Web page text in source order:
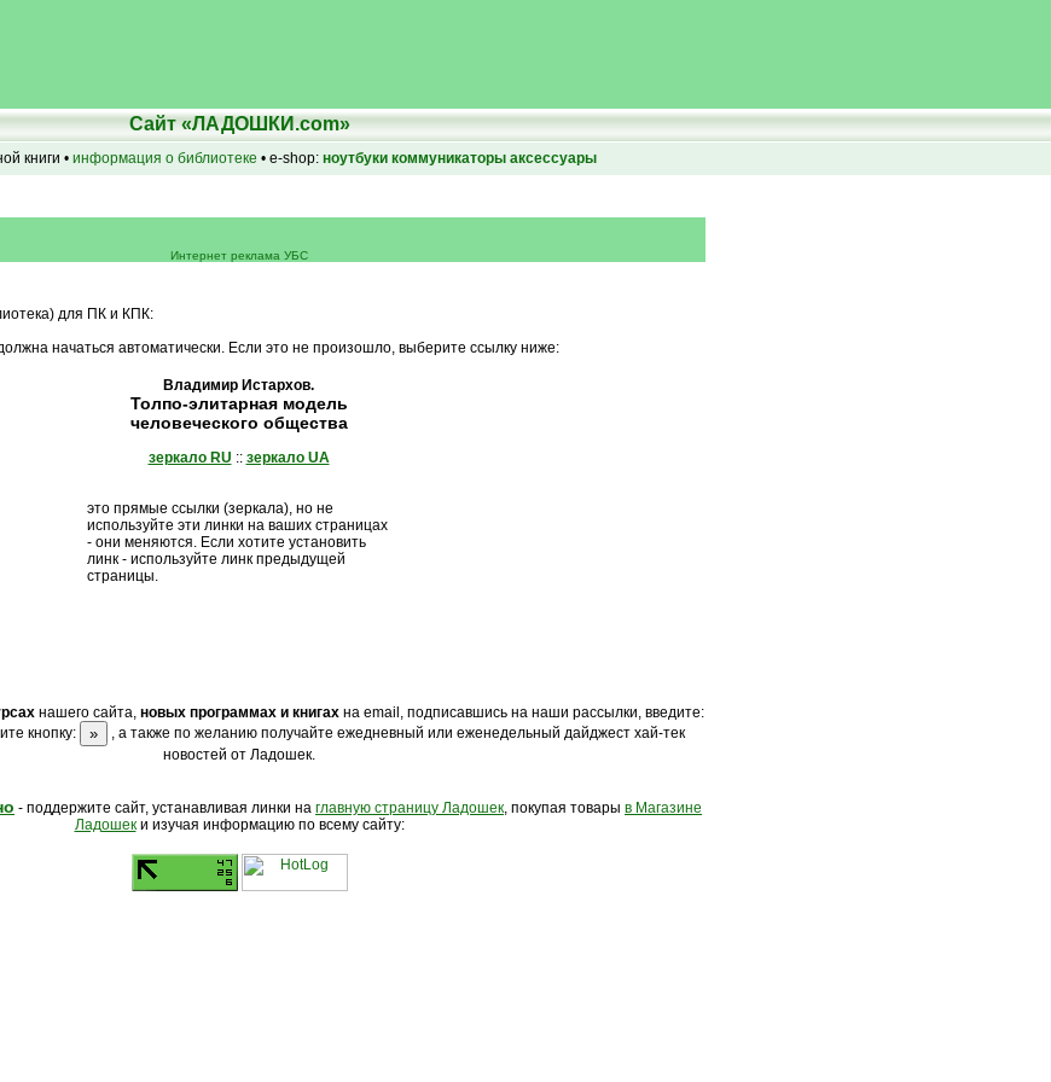
Сайт «ЛАДОШКИ.com»
книги • информация о библиотеке • e-shop: ноутбуки коммуникаторы аксессуары
Интернет реклама УБС
для ПК и КПК:
начаться автоматически. Если это не произошло, выберите ссылку ниже:
Владимир Истархов.
Толпо-элитарная модель
человеческого общества
зеркало RU :: зеркало UA
это прямые ссылки (зеркала), но не
используйте эти линки на ваших страницах
- они меняются. Если хотите установить
линк - используйте линк предыдущей
страницы.
нашего сайта, новых программах и книгах на email, подписавшись на наши рассылки, введите:
кнопку:
, а также по желанию получайте ежедневный или еженедельный дайджест хай-тек
новостей от Ладошек.
- поддержите сайт, устанавливая линки на главную страницу Ладошек, покупая товары в Магазине
Ладошеки изучая информацию по всему сайту: